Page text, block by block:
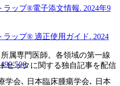
属専門医師。各領域の第一線
ピックに関する独自記事を配信
ップ®電子添文情報. 2024年9
ップ® 適正使用ガイド. 2024
506.
学会､ 日本臨床腫瘍学会､ 日本